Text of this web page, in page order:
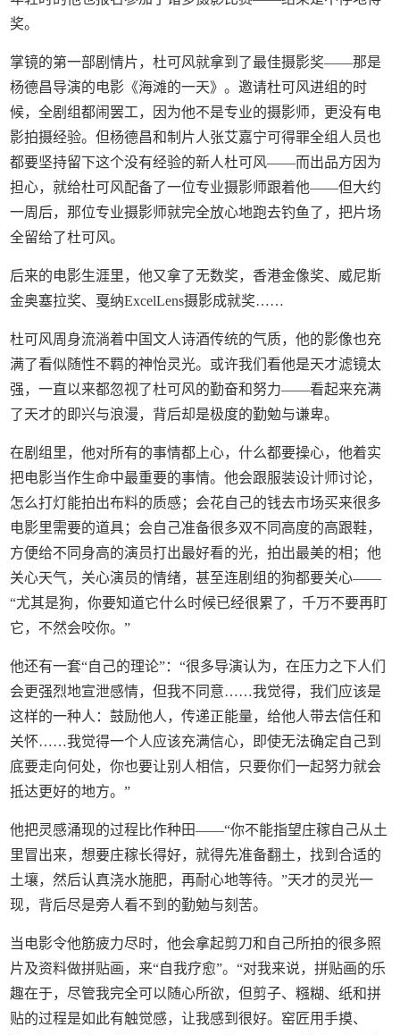
奖。
掌镜的第一部剧情片，杜可风就拿到了最佳摄影奖——那是
杨德昌导演的电影《海滩的一天》。邀请杜可风进组的时
候，全剧组都闹罢工，因为他不是专业的摄影师，更没有电
影拍摄经验。但杨德昌和制片人张艾嘉宁可得罪全组人员也
都要坚持留下这个没有经验的新人杜可风——而出品方因为
担心，就给杜可风配备了一位专业摄影师跟着他——但大约
一周后，那位专业摄影师就完全放心地跑去钓鱼了，把片场
全留给了杜可风。
后来的电影生涯里，他又拿了无数奖，香港金像奖、威尼斯
金奥塞拉奖、戛纳ExcelLens摄影成就奖……
杜可风周身流淌着中国文人诗酒传统的气质，他的影像也充
满了看似随性不羁的神怡灵光。或许我们看他是天才滤镜太
强，一直以来都忽视了杜可风的勤奋和努力——看起来充满
了天才的即兴与浪漫，背后却是极度的勤勉与谦卑。
在剧组里，他对所有的事情都上心，什么都要操心，他着实
把电影当作生命中最重要的事情。他会跟服装设计师讨论，
怎么打灯能拍出布料的质感；会花自己的钱去市场买来很多
电影里需要的道具；会自己准备很多双不同高度的高跟鞋，
方便给不同身高的演员打出最好看的光，拍出最美的相；他
关心天气，关心演员的情绪，甚至连剧组的狗都要关心——
“尤其是狗，你要知道它什么时候已经很累了，千万不要再盯
它，不然会咬你。”
他还有一套“自己的理论”：“很多导演认为，在压力之下人们
会更强烈地宣泄感情，但我不同意……我觉得，我们应该是
这样的一种人：鼓励他人，传递正能量，给他人带去信任和
关怀……我觉得一个人应该充满信心，即使无法确定自己到
底要走向何处，你也要让别人相信，只要你们一起努力就会
抵达更好的地方。”
他把灵感涌现的过程比作种田——“你不能指望庄稼自己从土
里冒出来，想要庄稼长得好，就得先准备翻土，找到合适的
土壤，然后认真浇水施肥，再耐心地等待。”天才的灵光一
现，背后尽是旁人看不到的勤勉与刻苦。
当电影令他筋疲力尽时，他会拿起剪刀和自己所拍的很多照
片及资料做拼贴画，来“自我疗愈”。“对我来说，拼贴画的乐
趣在于，尽管我完全可以随心所欲，但剪子、糨糊、纸和拼
贴的过程是如此有触觉感，让我感到很好。窑匠用手摸、